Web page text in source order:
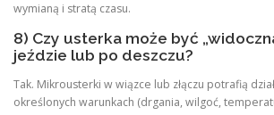
wymianą i stratą czasu.
8) Czy usterka może być
jeździe lub po deszczu?
Tak. Mikrousterki w wiązce lub złączu potrafią
określonych warunkach (drgania, wilgoć,